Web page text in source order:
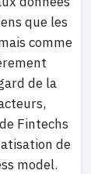
que les
comme
de la
Fintechs
de
model.